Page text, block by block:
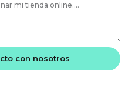
con nosotros